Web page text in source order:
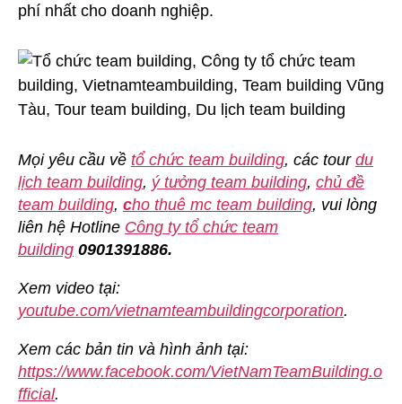
phí nhất cho doanh nghiệp.
Mọi yêu cầu về tổ chức team building, các tour du
lịch team building, ý tưởng team building, chủ đề
team building, cho thuê mc team building, vui lòng
liên hệ Hotline Công ty tổ chức team
building 0901391886.
Xem video tại:
youtube.com/vietnamteambuildingcorporation.
Xem các bản tin và hình ảnh tại:
https://www.facebook.com/VietNamTeamBuilding.o
fficial.